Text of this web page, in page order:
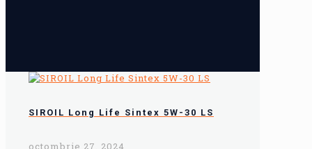
SIROIL Long Life Sintex 5W-30 LS
octombrie 27, 2024